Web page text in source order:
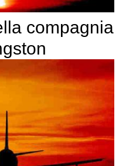
compagnia